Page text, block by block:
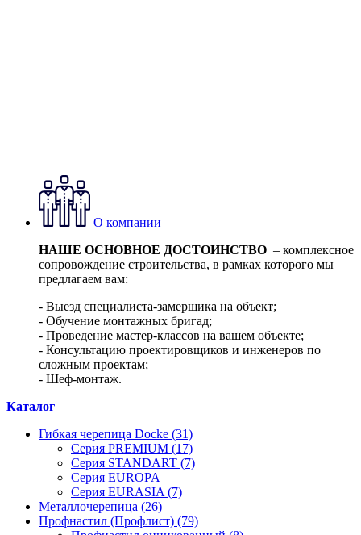
О компании
НАШЕ ОСНОВНОЕ ДОСТОИНСТВО – комплексное
сопровождение строительства, в рамках которого мы
предлагаем вам:
- Выезд специалиста-замерщика на объект;
- Обучение монтажных бригад;
- Проведение мастер-классов на вашем объекте;
- Консультацию проектировщиков и инженеров по
сложным проектам;
- Шеф-монтаж.
Каталог
Гибкая черепица Docke (31)
Серия PREMIUM (17)
Серия STANDART (7)
Серия EUROPA
Серия EURASIA (7)
Металлочерепица (26)
Профнастил (Профлист) (79)